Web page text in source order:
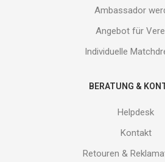
Ambassador
Angebot für
Individuelle
BERATUNG &
Helpdesk
Kontakt
Retouren &